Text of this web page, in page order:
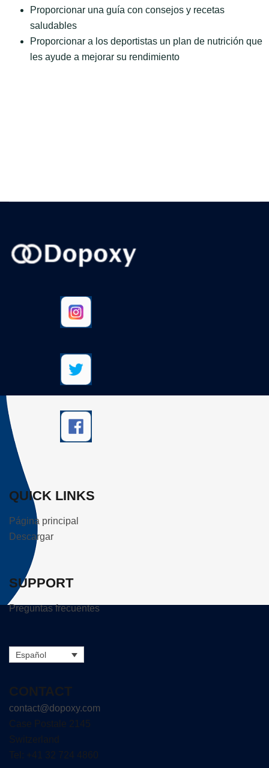
Proporcionar una guía con consejos y recetas
saludables
Proporcionar a los deportistas un plan de nutrición que
les ayude a mejorar su rendimiento
QUICK LINKS
Página principal
Descargar
SUPPORT
Preguntas frecuentes
Español
CONTACT
contact@dopoxy.com
Case Postale 2145
Switzerland
Tel: +41 32 724 4860